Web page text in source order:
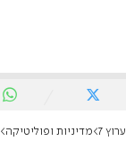
ערוץ 7 מדיניות ופוליטיקה